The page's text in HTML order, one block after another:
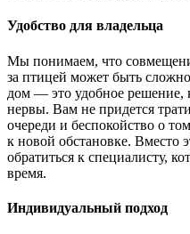
Удобство для владельца
Мы понимаем, что
за птицей может быть
дом — это удобное решение,
нервы. Вам не придется
очереди и беспокойство о
к новой обстановке. Вместо
обратиться к специалисту,
время.
Индивидуальный подход